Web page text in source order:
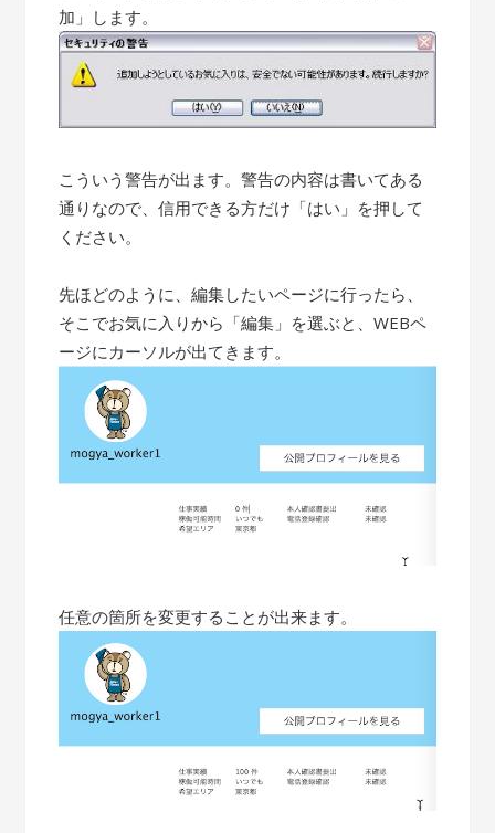
加」します。
こういう警告が出ます。警告の内容は書いてある
通りなので、信用できる方だけ「はい」を押して
ください。
先ほどのように、編集したいページに行ったら、
そこでお気に入りから「編集」を選ぶと、WEBペ
ージにカーソルが出てきます。
任意の箇所を変更することが出来ます。